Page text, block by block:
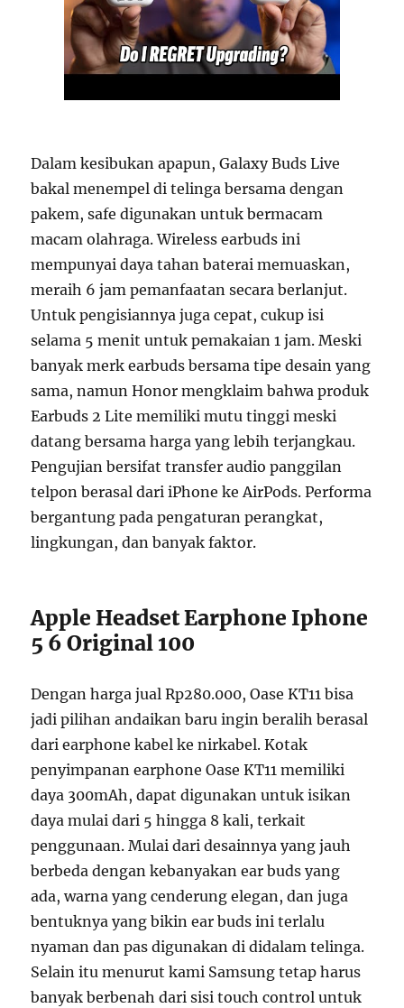
Dalam kesibukan apapun, Galaxy Buds Live
bakal menempel di telinga bersama dengan
pakem, safe digunakan untuk bermacam
macam olahraga. Wireless earbuds ini
mempunyai daya tahan baterai memuaskan,
meraih 6 jam pemanfaatan secara berlanjut.
Untuk pengisiannya juga cepat, cukup isi
selama 5 menit untuk pemakaian 1 jam. Meski
banyak merk earbuds bersama tipe desain yang
sama, namun Honor mengklaim bahwa produk
Earbuds 2 Lite memiliki mutu tinggi meski
datang bersama harga yang lebih terjangkau.
Pengujian bersifat transfer audio panggilan
telpon berasal dari iPhone ke AirPods. Performa
bergantung pada pengaturan perangkat,
lingkungan, dan banyak faktor.
Apple Headset Earphone Iphone
5 6 Original 100
Dengan harga jual Rp280.000, Oase KT11 bisa
jadi pilihan andaikan baru ingin beralih berasal
dari earphone kabel ke nirkabel. Kotak
penyimpanan earphone Oase KT11 memiliki
daya 300mAh, dapat digunakan untuk isikan
daya mulai dari 5 hingga 8 kali, terkait
penggunaan. Mulai dari desainnya yang jauh
berbeda dengan kebanyakan ear buds yang
ada, warna yang cenderung elegan, dan juga
bentuknya yang bikin ear buds ini terlalu
nyaman dan pas digunakan di didalam telinga.
Selain itu menurut kami Samsung tetap harus
banyak berbenah dari sisi touch control untuk